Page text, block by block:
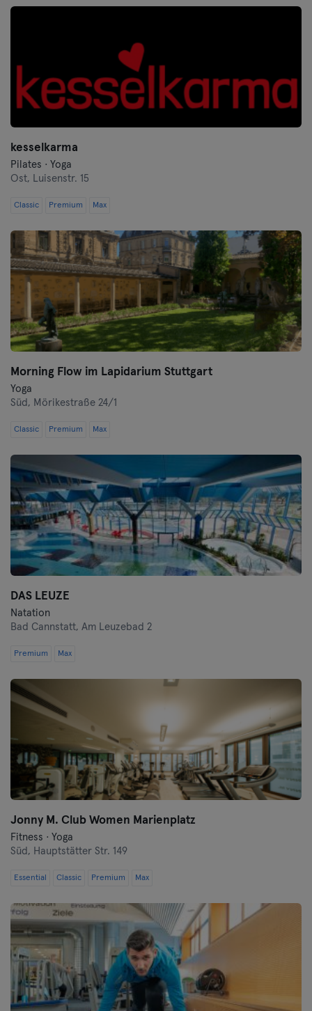
kesselkarma
Pilates · Yoga
Ost, Luisenstr. 15
Classic Premium Max
Morning Flow im Lapidarium Stuttgart
Yoga
Süd, Mörikestraße 24/1
Classic Premium Max
DAS LEUZE
Natation
Bad Cannstatt, Am Leuzebad 2
Premium Max
Jonny M. Club Women Marienplatz
Fitness · Yoga
Süd, Hauptstätter Str. 149
Essential Classic Premium Max